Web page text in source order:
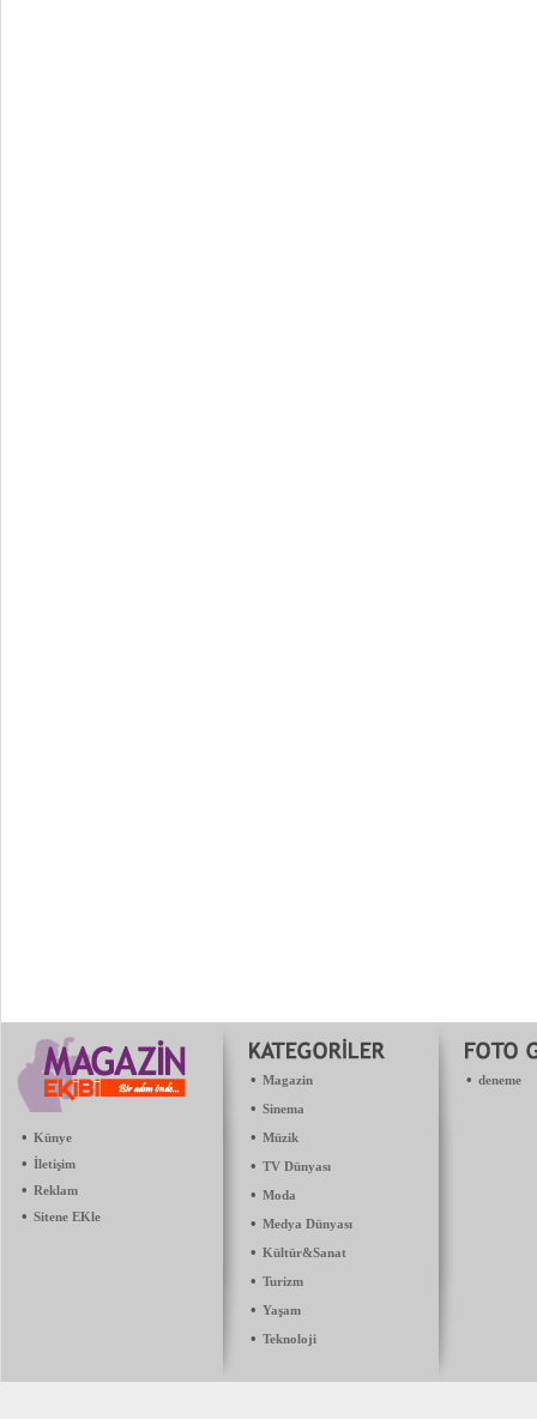
• Künye
• İletişim
• Reklam
• Sitene EKle
• Magazin
• Sinema
• Müzik
• TV Dünyası
• Moda
• Medya Dünyası
• Kültür&Sanat
• Turizm
• Yaşam
• Teknoloji
• deneme